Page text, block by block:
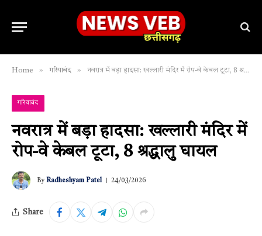
Home » गरियाबंद » नवरात्र में बड़ा हादसा: खल्लारी मंदिर में रोप-वे केबल टूटा, 8 श्रद्धालु घायल
गरियाबंद
नवरात्र में बड़ा हादसा: खल्लारी मंदिर में
रोप-वे केबल टूटा, 8 श्रद्धालु घायल
By Radheshyam Patel 24/03/2026
Share